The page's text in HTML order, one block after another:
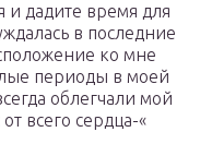
и дадите время для
в последние
ко мне
периоды в моей
облегчали мой
всего сердца-«